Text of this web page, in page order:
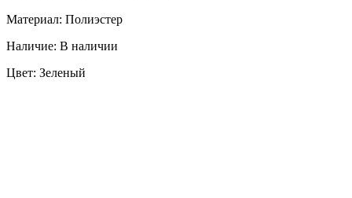
Материал: Полиэстер
Наличие: В наличии
Цвет: Зеленый